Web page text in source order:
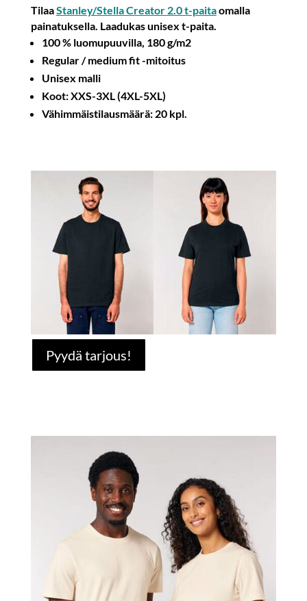
TilaaStanley/Stella Creator 2.0 t-paitaomalla
painatuksella. Laadukas unisex t-paita.
100 % luomupuuvilla, 180 g/m2
Regular / medium fit -mitoitus
Unisex malli
Koot: XXS-3XL (4XL-5XL)
Vähimmäistilausmäärä: 20 kpl.
Pyydä tarjous!